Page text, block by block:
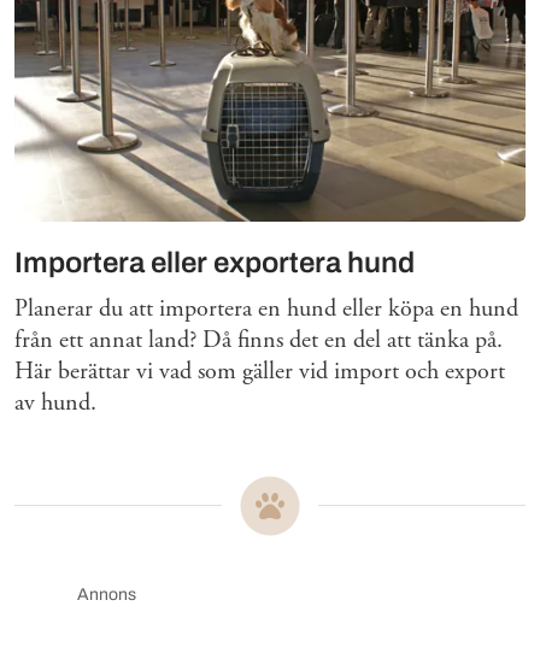
Importera eller exportera hund
Planerar du att importera en hund eller köpa en hund
från ett annat land? Då finns det en del att tänka på.
Här berättar vi vad som gäller vid import och export
av hund.
Annons